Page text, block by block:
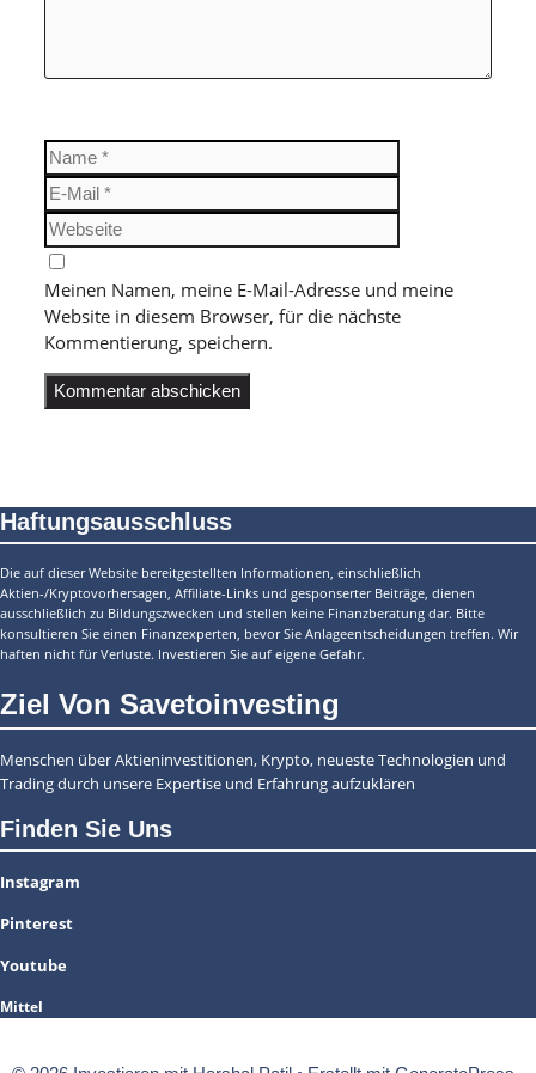
Name
E-
Mail
Webseite
Meinen Namen, meine E-Mail-Adresse und meine
Website in diesem Browser, für die nächste
Kommentierung, speichern.
Haftungsausschluss
Die auf dieser Website bereitgestellten Informationen, einschließlich
Aktien-/Kryptovorhersagen, Affiliate-Links und gesponserter Beiträge, dienen
ausschließlich zu Bildungszwecken und stellen keine Finanzberatung dar. Bitte
konsultieren Sie einen Finanzexperten, bevor Sie Anlageentscheidungen treffen. Wir
haften nicht für Verluste. Investieren Sie auf eigene Gefahr.
Ziel Von Savetoinvesting
Menschen über Aktieninvestitionen, Krypto, neueste Technologien und
Trading durch unsere Expertise und Erfahrung aufzuklären
Finden Sie Uns
Instagram
Pinterest
Youtube
Mittel